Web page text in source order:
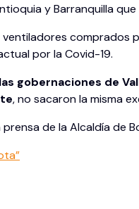
y Barranquilla
por la Covid-19.
las gobernaciones de
, no sacaron la misma
de la Alcaldía de